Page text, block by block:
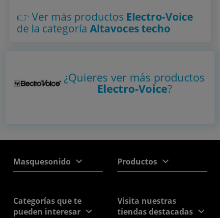
👉 Ver más productos Electro-Voice
de la categoría Altavoces techo
¿Quieres ver más productos
Electro-Voice?
Masquesonido Productos
Categorías que te
pueden interesar
Visita nuestras
tiendas destacadas